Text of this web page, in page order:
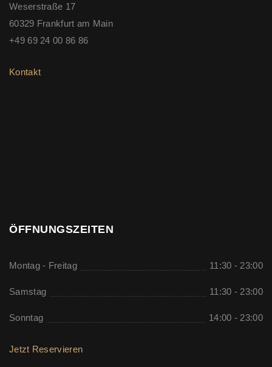
Weserstraße 17
60329 Frankfurt am Main
+49 69 24 00 86 86
Kontakt
ÖFFNUNGSZEITEN
Montag - Freitag 11:30 - 23:00
Samstag 11:30 - 23:00
Sonntag 14:00 - 23:00
Jetzt Reservieren